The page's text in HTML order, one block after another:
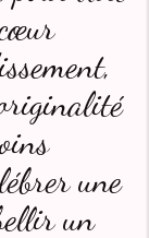
une
un